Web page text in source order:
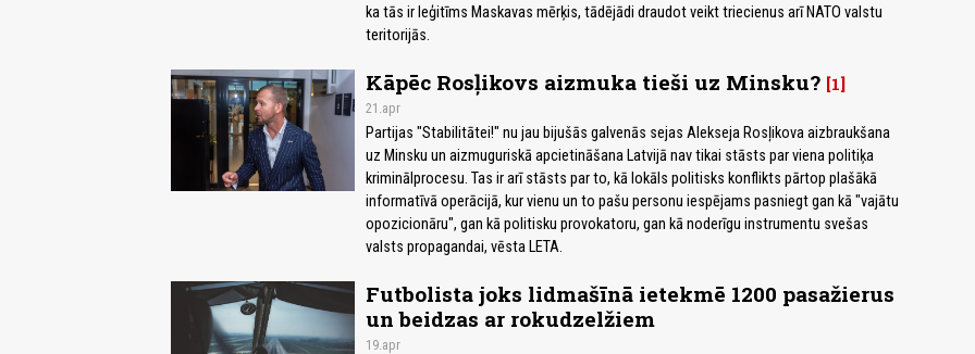
ka tās ir leģitīms Maskavas mērķis, tādējādi draudot veikt triecienus arī NATO valstu
teritorijās.
Kāpēc Rosļikovs aizmuka tieši uz Minsku? 1
21.apr
Partijas "Stabilitātei!" nu jau bijušās galvenās sejas Alekseja Rosļikova aizbraukšana
uz Minsku un aizmuguriskā apcietināšana Latvijā nav tikai stāsts par viena politiķa
kriminālprocesu. Tas ir arī stāsts par to, kā lokāls politisks konflikts pārtop plašākā
informatīvā operācijā, kur vienu un to pašu personu iespējams pasniegt gan kā "vajātu
opozicionāru", gan kā politisku provokatoru, gan kā noderīgu instrumentu svešas
valsts propagandai, vēsta LETA.
Futbolista joks lidmašīnā ietekmē 1200 pasažierus
un beidzas ar rokudzelžiem
19.apr